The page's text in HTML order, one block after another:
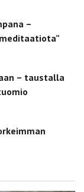
–
– taustalla